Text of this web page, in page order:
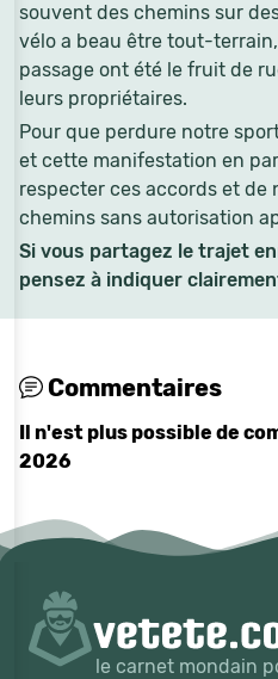
souvent des chemins sur
vélo a beau être tout-
passage ont été le fruit de
leurs propriétaires.
Pour que perdure notre
et cette manifestation en
respecter ces accords et de
chemins sans autorisation
Si vous partagez le trajet
pensez à indiquer
Commentaires
Il n'est plus possible de
2026
le carnet mondain